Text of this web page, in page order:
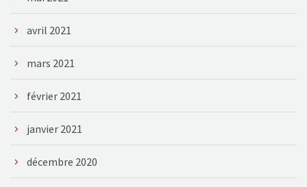
avril 2021
mars 2021
février 2021
janvier 2021
décembre 2020